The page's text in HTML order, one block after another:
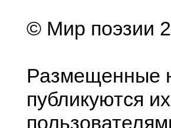
© Мир поэзии
Размещенные
публикуются